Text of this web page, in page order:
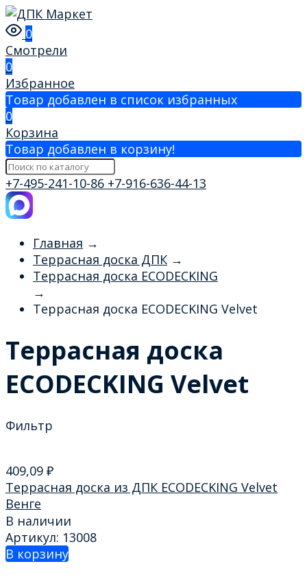
0
Смотрели
0
Избранное
Товар добавлен в список избранных
0
Корзина
Товар добавлен в корзину!
+7-495-241-10-86 +7-916-636-44-13
Главная →
Террасная доска ДПК →
Террасная доска ECODECKING
→
Террасная доска ECODECKING Velvet
Террасная доска
ECODECKING Velvet
Фильтр
409,09 ₽
Террасная доска из ДПК ECODECKING Velvet
Венге
В наличии
Артикул: 13008
В корзину